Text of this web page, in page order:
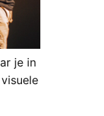
je in